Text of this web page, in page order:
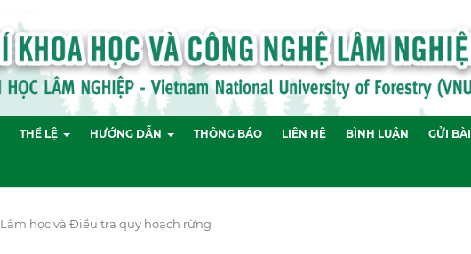
THỂ LỆ HƯỚNG DẪN THÔNG BÁO LIÊN HỆ BÌNH LUẬN GỬI BÀI
Lâm học và Điều tra quy hoạch rừng